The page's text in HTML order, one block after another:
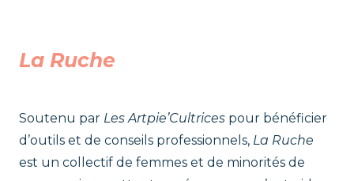
La Ruche
Soutenu par Les Artpie’Cultrices pour bénéficier
d’outils et de conseils professionnels, La Ruche
est un collectif de femmes et de minorités de